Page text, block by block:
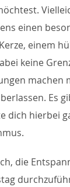
einen
einem
keine
machen
Es
dich hierbei
die